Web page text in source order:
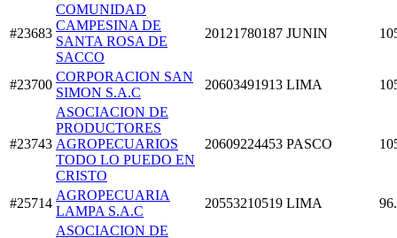
#23683
COMUNIDAD
CAMPESINA DE
SANTA ROSA DE
SACCO
20121780187 JUNIN
#23700
CORPORACION SAN
SIMON S.A.C
20603491913 LIMA
#23743
ASOCIACION DE
PRODUCTORES
AGROPECUARIOS
TODO LO PUEDO EN
CRISTO
20609224453 PASCO
#25714
AGROPECUARIA
LAMPA S.A.C
20553210519 LIMA
ASOCIACION DE